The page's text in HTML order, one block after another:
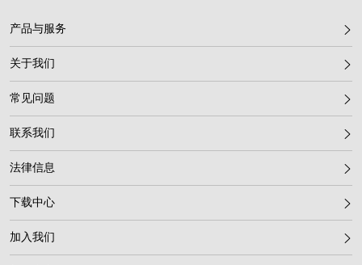
产品与服务
关于我们
常见问题
联系我们
法律信息
下载中心
加入我们